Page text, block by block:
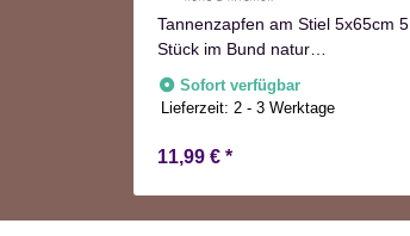
Tannenzapfen am Stiel 5x65cm 5
Stück im Bund natur
Adventskranzdeko
Sofort verfügbar
Lieferzeit:2 - 3 Werktage
11,99 € *